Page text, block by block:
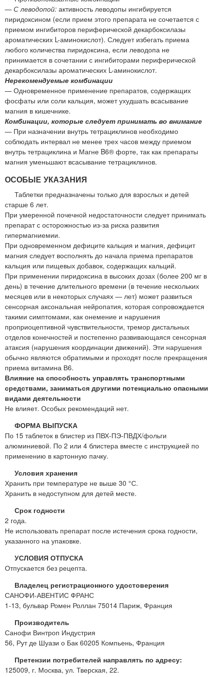
— С леводопой: активность леводопы ингибируется
пиридоксином (если прием этого препарата не сочетается с
приемом ингибиторов периферической декарбоксилазы
ароматических L-аминокислот). Следует избегать приема
любого количества пиридоксина, если леводопа не
принимается в сочетании с ингибиторами периферической
декарбоксилазы ароматических L-аминокислот.
Нерекомендуемые комбинации
— Одновременное применение препаратов, содержащих
фосфаты или соли кальция, может ухудшать всасывание
магния в кишечнике.
Комбинации, которые следует принимать во внимание
— При назначении внутрь тетрациклинов необходимо
соблюдать интервал не менее трех часов между приемом
внутрь тетрациклина и Магне B6® форте, так как препараты
магния уменьшают всасывание тетрациклинов.
ОСОБЫЕ УКАЗАНИЯ
Таблетки предназначены только для взрослых и детей
старше 6 лет.
При умеренной почечной недостаточности следует принимать
препарат с осторожностью из-за риска развития
гипермагниемии.
При одновременном дефиците кальция и магния, дефицит
магния следует восполнять до начала приема препаратов
кальция или пищевых добавок, содержащих кальций.
При применении пиридоксина в высоких дозах (более 200 мг в
день) в течение длительного времени (в течение нескольких
месяцев или в некоторых случаях — лет) может развиться
сенсорная аксональная нейропатия, которая сопровождается
такими симптомами, как онемение и нарушения
проприоцептивной чувствительности, тремор дистальных
отделов конечностей и постепенно развивающаяся сенсорная
атаксия (нарушения координации движений). Эти нарушения
обычно являются обратимыми и проходят после прекращения
приема витамина В6.
Влияние на способность управлять транспортными
средствами, заниматься другими потенциально опасными
видами деятельности
Не влияет. Особых рекомендаций нет.
ФОРМА ВЫПУСКА
По 15 таблеток в блистер из ПВХ-ПЭ-ПВДХ/фольги
алюминиевой. По 2 или 4 блистера вместе с инструкцией по
применению в картонную пачку.
Условия хранения
Хранить при температуре не выше 30 °С.
Хранить в недоступном для детей месте.
Срок годности
2 года.
Не использовать препарат после истечения срока годности,
указанного на упаковке.
УСЛОВИЯ ОТПУСКА
Отпускается без рецепта.
Владелец регистрационного удостоверения
САНОФИ-АВЕНТИС ФРАНС
1-13, бульвар Ромен Роллан 75014 Париж, Франция
Производитель
Санофи Винтроп Индустрия
56, Рут де Шуази о Бак 60205 Компьень, Франция
Претензии потребителей направлять по адресу:
125009, г. Москва, ул. Тверская, 22.